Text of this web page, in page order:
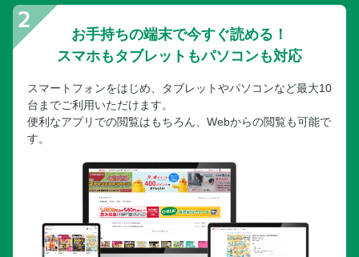
チョコ麹
麹のブラウニー／チョコバナナアイス
麹アイス／甘酒入り餅のフレンチトースト
お手持ちの端末で今すぐ読める！
スマホもタブレットもパソコンも対応
スマートフォンをはじめ、タブレットやパソコンなど最大10
台までご利用いただけます。
便利なアプリでの閲覧はもちろん、Webからの閲覧も可能で
す。